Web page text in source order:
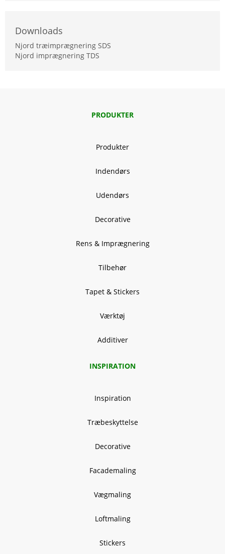
Downloads
Njord træimprægnering SDS
Njord imprægnering TDS
PRODUKTER
Produkter
Indendørs
Udendørs
Decorative
Rens & Imprægnering
Tilbehør
Tapet & Stickers
Værktøj
Additiver
INSPIRATION
Inspiration
Træbeskyttelse
Decorative
Facademaling
Vægmaling
Loftmaling
Stickers